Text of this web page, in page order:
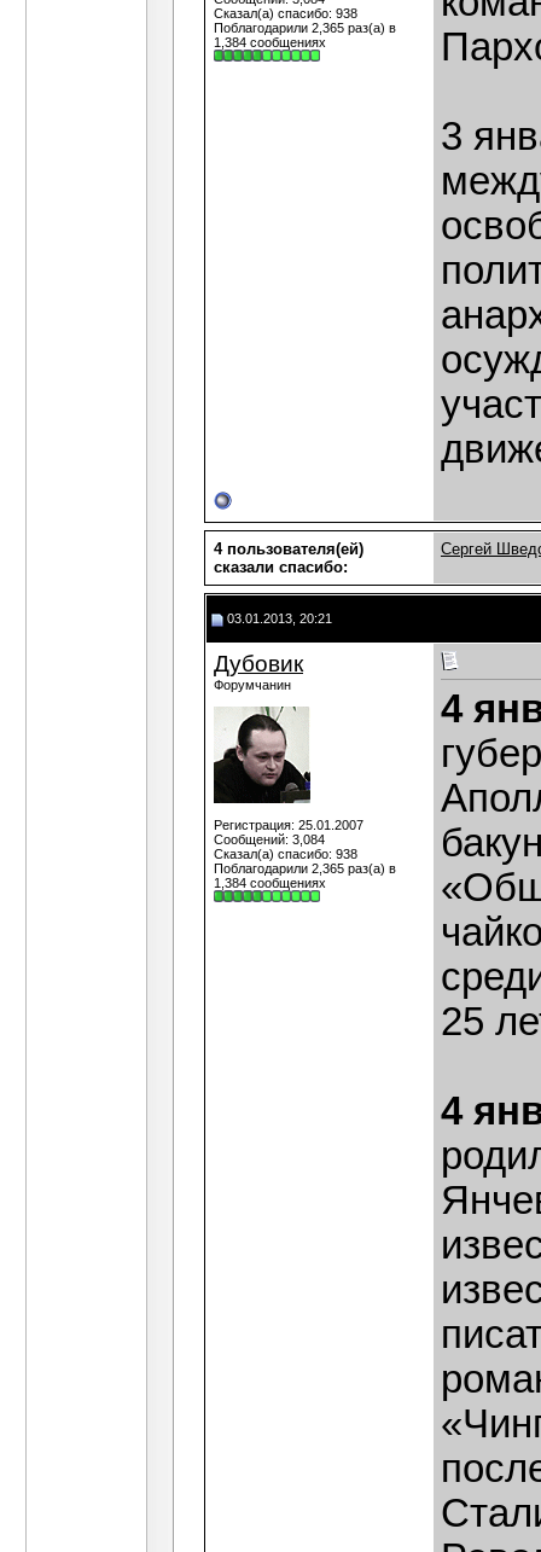
Сказал(а) спасибо: 938
Поблагодарили 2,365 раз(а) в
1,384 сообщениях
3
4 пользователя(ей)
сказали cпасибо:
Сергей
03.01.2013, 20:21
Дубовик
Форумчанин
Регистрация: 25.01.2007
Сообщений: 3,084
Сказал(а) спасибо: 938
Поблагодарили 2,365 раз(а) в
1,384 сообщениях
4
25
4